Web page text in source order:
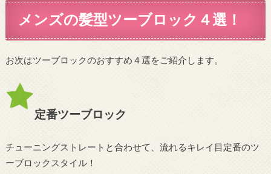
メンズの髪型ツーブロック４選！
お次はツーブロックのおすすめ４選をご紹介します。
定番ツーブロック
チューニングストレートと合わせて、流れるキレイ目定番のツ
ーブロックスタイル！